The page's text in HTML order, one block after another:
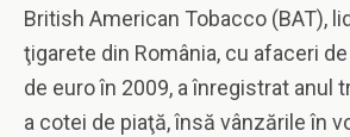
British American Tobacco (BAT),
ţigarete din România, cu afaceri
de euro în 2009, a înregistrat anul
a cotei de piaţă, însă vânzările în